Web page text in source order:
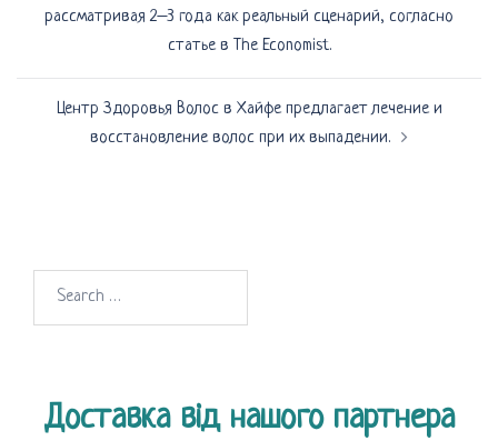
записям
рассматривая 2–3 года как реальный сценарий, согласно
статье в The Economist.
Центр Здоровья Волос в Хайфе предлагает лечение и
восстановление волос при их выпадении.
Доставка від нашого партнера